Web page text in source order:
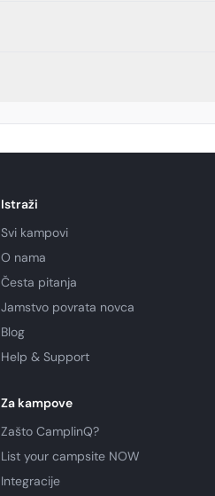
Istraži
Svi kampovi
O nama
Česta pitanja
Jamstvo povrata novca
Blog
Help & Support
Za kampove
Zašto CamplinQ?
List your campsite NOW
Integracije